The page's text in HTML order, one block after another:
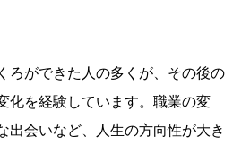
ろができた人の多くが、その後の
化を経験しています。職業の変
出会いなど、人生の方向性が大き